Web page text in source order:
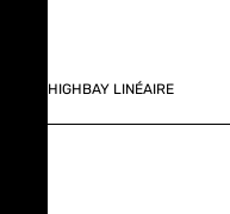
HIGHBAY LINÉAIRE